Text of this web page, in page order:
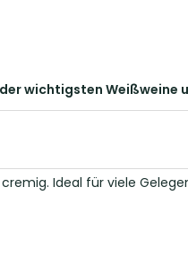
wichtigsten Weißweine
Ideal für viele